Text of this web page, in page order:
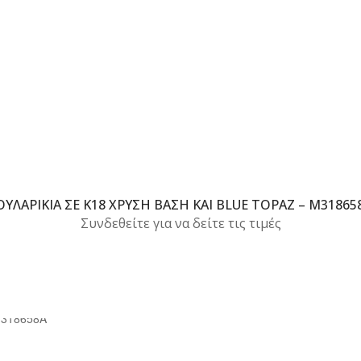
ΣΕ Κ18 ΧΡΥΣΉ ΒΆΣΗ ΚΑΙ BLUE TOPAZ –
Συνδεθείτε για να δείτε τις τιμές